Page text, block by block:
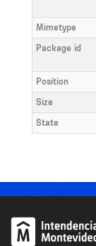
Mimetype
Package id
Position
Size
State